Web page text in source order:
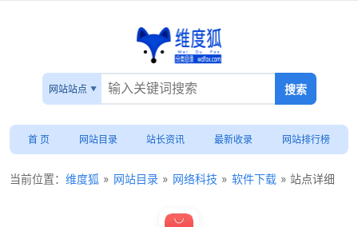
网站站点
首 页 网站目录 站长资讯 最新收录 网站排行榜
当前位置： 维度狐 » 网站目录 » 网络科技 » 软件下载 » 站点详细